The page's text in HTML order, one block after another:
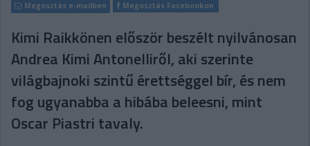
Megosztás e-mailben Megosztás Facebookon
Kimi Raikkönen először beszélt nyilvánosan
Andrea Kimi Antonelliről, aki szerinte
világbajnoki szintű érettséggel bír, és nem
fog ugyanabba a hibába beleesni, mint
Oscar Piastri tavaly.